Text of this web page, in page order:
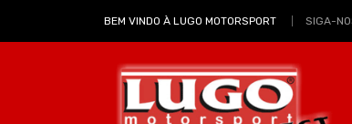
BEM VINDO À LUGO MOTORSPORT SIGA-